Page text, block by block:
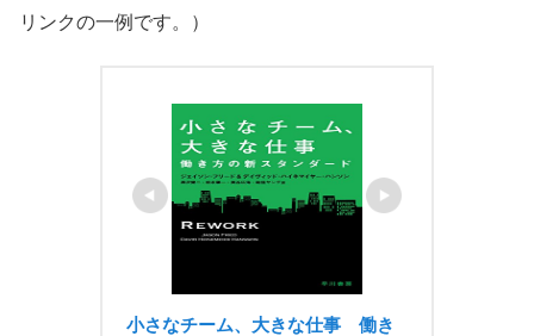
リンクの一例です。）
小さなチーム、大きな仕事　働き